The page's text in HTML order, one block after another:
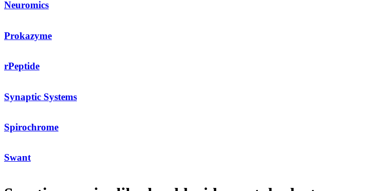
Neuromics
Prokazyme
rPeptide
Synaptic Systems
Spirochrome
Swant